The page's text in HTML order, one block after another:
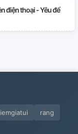
điện thoại - Yêu để
rang